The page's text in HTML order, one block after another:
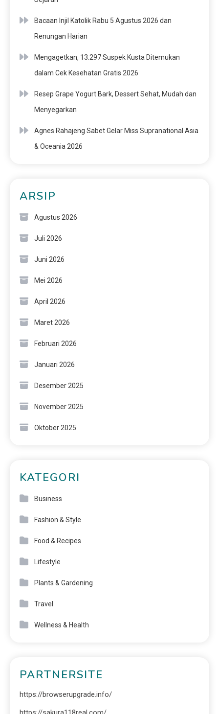
Bacaan Injil Katolik Rabu 5 Agustus 2026 dan
Renungan Harian
Mengagetkan, 13.297 Suspek Kusta Ditemukan
dalam Cek Kesehatan Gratis 2026
Resep Grape Yogurt Bark, Dessert Sehat, Mudah dan
Menyegarkan
Agnes Rahajeng Sabet Gelar Miss Supranational Asia
& Oceania 2026
ARSIP
Agustus 2026
Juli 2026
Juni 2026
Mei 2026
April 2026
Maret 2026
Februari 2026
Januari 2026
Desember 2025
November 2025
Oktober 2025
KATEGORI
Business
Fashion & Style
Food & Recipes
Lifestyle
Plants & Gardening
Travel
Wellness & Health
PARTNERSITE
https://browserupgrade.info/